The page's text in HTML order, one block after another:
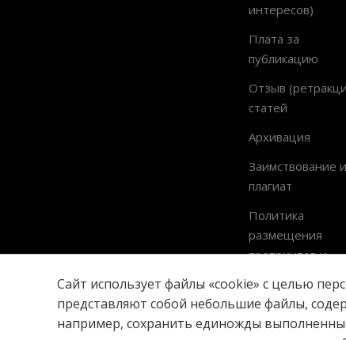
интересов)
Плата за
публикацию
Отзыв
статей
Архивация
Заимствование и
плагиат
Политика
размещения
препринтов и
Сайт использует файлы «cookie» с целью
представляют собой небольшие файлы,
например, сохранить единожды